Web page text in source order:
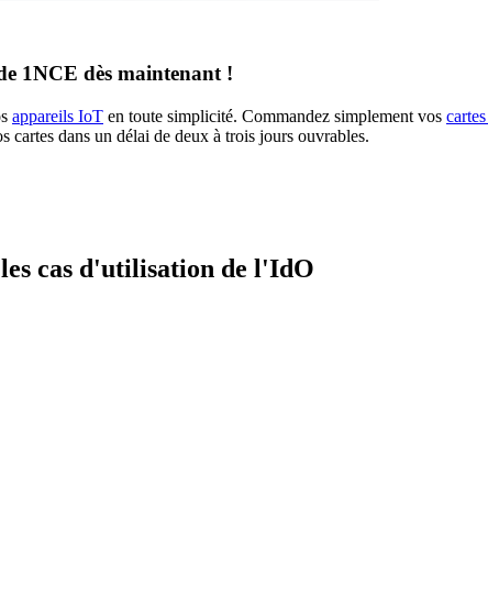
1NCE dès maintenant !
appareils IoT en toute simplicité. Commandez simplement vos
dans un délai de deux à trois jours ouvrables.
cas d'utilisation de l'IdO